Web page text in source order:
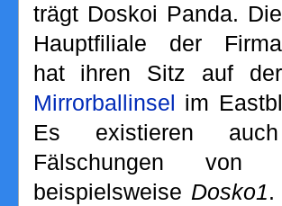
trägt Doskoi Panda. Die
Hauptfiliale der Firma
hat ihren Sitz auf der
Mirrorballinsel im
Es existieren
Fälschungen von
beispielsweise Dosko1.